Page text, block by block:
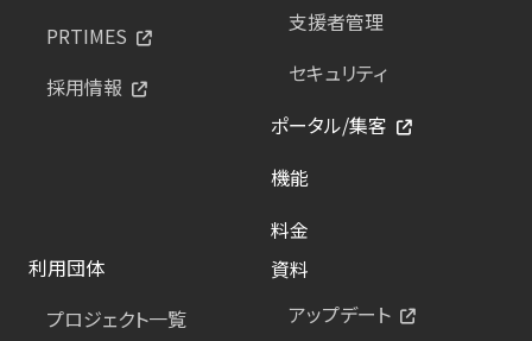
PRTIMES
採用情報
支援者管理
セキュリティ
ポータル/集客
機能
料金
利用団体
プロジェクト一覧
資料
アップデート